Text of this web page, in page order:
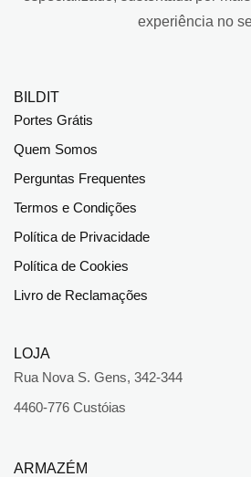
experiência no
BILDIT
Portes Grátis
Quem Somos
Perguntas Frequentes
Termos e Condições
Política de Privacidade
Política de Cookies
Livro de Reclamações
LOJA
Rua Nova S. Gens, 342-344
4460-776 Custóias
ARMAZÉM